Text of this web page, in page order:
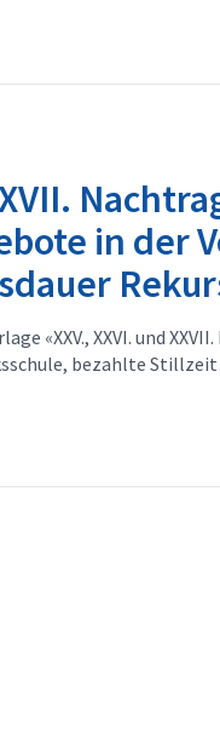
in der
«XXV., XXVI. und
bezahlte